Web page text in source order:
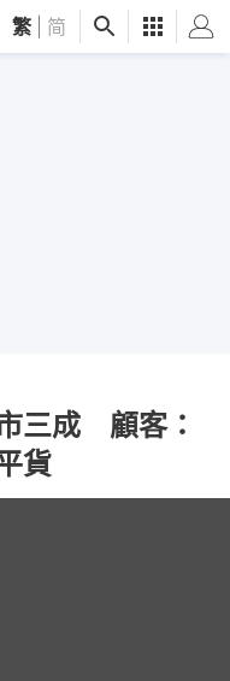
繁 简
三成 顧客：
貨